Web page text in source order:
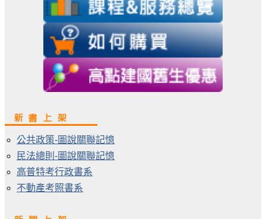
公共政策-圖說關聯記憶
民法總則-圖說關聯記憶
高普特考行政書系
不動產考照書系